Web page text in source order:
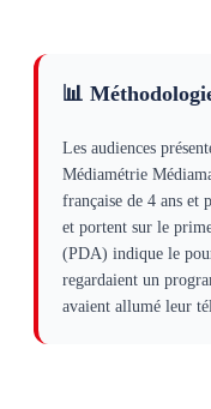
📊
Les audiences
Médiamétrie
française de 4 ans et
et portent sur le
(PDA) indique le
regardaient un
avaient allumé leur